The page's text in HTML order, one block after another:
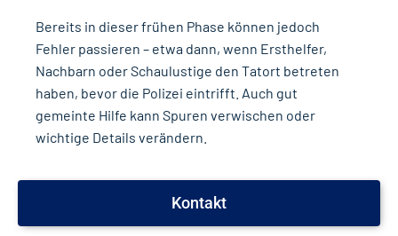
Bereits in dieser frühen Phase können jedoch
Fehler passieren – etwa dann, wenn Ersthelfer,
Nachbarn oder Schaulustige den Tatort betreten
haben, bevor die Polizei eintrifft. Auch gut
gemeinte Hilfe kann Spuren verwischen oder
wichtige Details verändern.
Kontakt